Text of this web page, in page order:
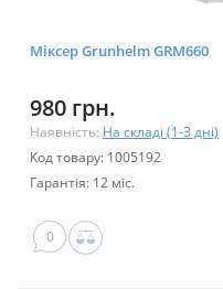
Міксер Grunhelm GRM660
980 грн.
Наявність: На складі (1-3 дні)
Код товару: 1005192
Гарантія: 12 міс.
0